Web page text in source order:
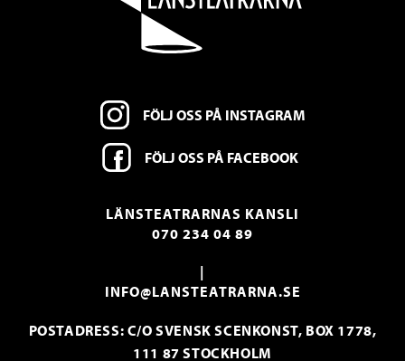
FÖLJ OSS PÅ INSTAGRAM
FÖLJ OSS PÅ FACEBOOK
LÄNSTEATRARNAS KANSLI
070 234 04 89
|
INFO@LANSTEATRARNA.SE
POSTADRESS: C/O SVENSK SCENKONST, BOX 1778,
111 87 STOCKHOLM